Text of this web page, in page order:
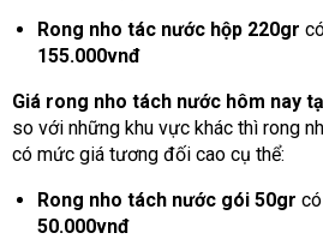
Rong nho tác nước hộp 220gr
155.000vnđ
Giá rong nho tách nước hôm nay
so với những khu vực khác thì rong
có mức giá tương đối cao cụ thể:
Rong nho tách nước gói 50gr
50.000vnđ